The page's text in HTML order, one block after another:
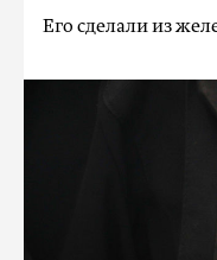
Его сделали из